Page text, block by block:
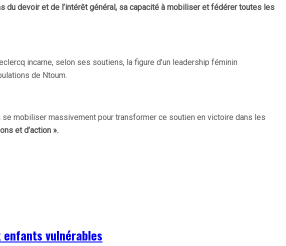
du devoir et de l’intérêt général, sa capacité à mobiliser et fédérer toutes les
incarne, selon ses soutiens, la figure d’un leadership féminin
de Ntoum.
mobiliser massivement pour transformer ce soutien en victoire dans les
et d’action ».
vulnérables